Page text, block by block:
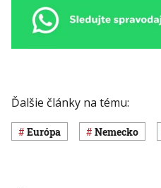
Ďalšie články na tému:
Európa Nemecko